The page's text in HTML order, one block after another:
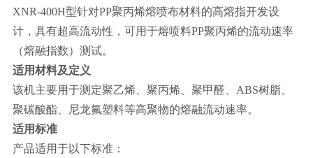
XNR-400H型针对PP聚丙烯熔喷布材料的高熔指开发设
计，具有超高流动性，可用于熔喷料PP聚丙烯的流动速率
（熔融指数）测试。
适用材料及定义
该机主要用于测定聚乙烯、聚丙烯、聚甲醛、 ABS树脂、
聚碳酸酯、尼龙氟塑料等高聚物的熔融流动速率。
适用标准
产品适用于以下标准：